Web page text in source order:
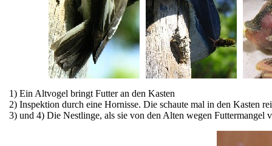
1) Ein Altvogel bringt Futter an den Kasten
2) Inspektion durch eine Hornisse. Die schaute mal in den Kasten
3) und 4) Die Nestlinge, als sie von den Alten wegen Futtermangel